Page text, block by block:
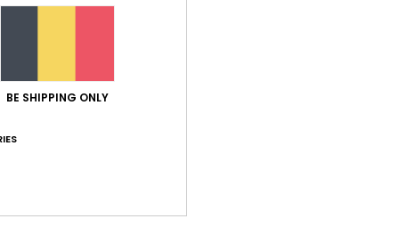
BE SHIPPING ONLY